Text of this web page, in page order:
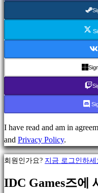
류
게
략
게
임
어
드
처
I have read and am in
and Privacy Policy.
회원인가요? 지금 로그인하세
IDC Games즈에